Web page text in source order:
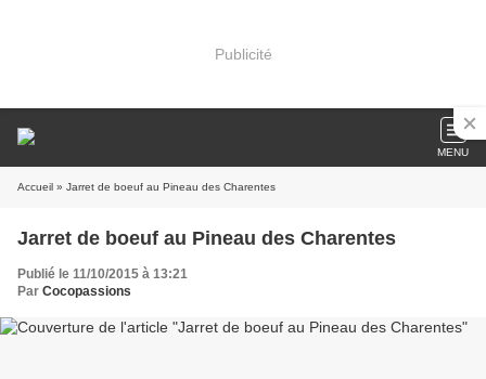
Publicité
MENU
Accueil » Jarret de boeuf au Pineau des Charentes
Jarret de boeuf au Pineau des Charentes
Publié le 11/10/2015 à 13:21
Par Cocopassions